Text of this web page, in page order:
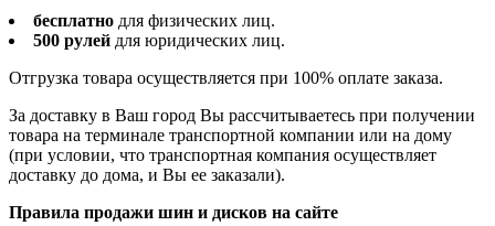
бесплатно для физических лиц.
500 рулей для юридических лиц.
Отгрузка товара осуществляется при 100% оплате заказа.
За доставку в Ваш город Вы рассчитываетесь при получении
товара на терминале транспортной компании или на дому
(при условии, что транспортная компания осуществляет
доставку до дома, и Вы ее заказали).
Правила продажи шин и дисков на сайте